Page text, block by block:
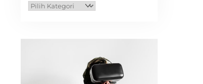
Kategori